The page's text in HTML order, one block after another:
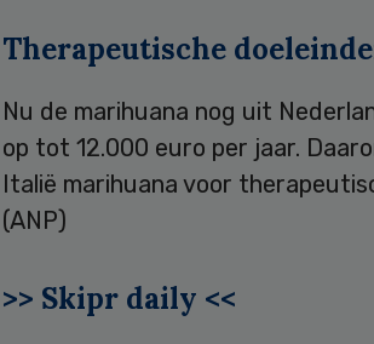
Therapeutische
Nu de marihuana nog uit
op tot 12.000 euro per jaar.
Italië marihuana voor
(ANP)
>> Skipr daily <<